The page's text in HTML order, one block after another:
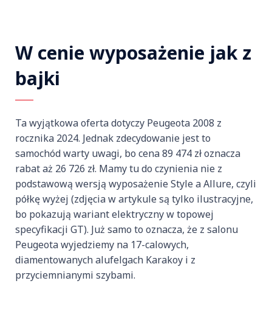
W cenie wyposażenie jak z
bajki
Ta wyjątkowa oferta dotyczy Peugeota 2008 z
rocznika 2024. Jednak zdecydowanie jest to
samochód warty uwagi, bo cena 89 474 zł oznacza
rabat aż 26 726 zł. Mamy tu do czynienia nie z
podstawową wersją wyposażenie Style a Allure, czyli
półkę wyżej (zdjęcia w artykule są tylko ilustracyjne,
bo pokazują wariant elektryczny w topowej
specyfikacji GT). Już samo to oznacza, że z salonu
Peugeota wyjedziemy na 17-calowych,
diamentowanych alufelgach Karakoy i z
przyciemnianymi szybami.